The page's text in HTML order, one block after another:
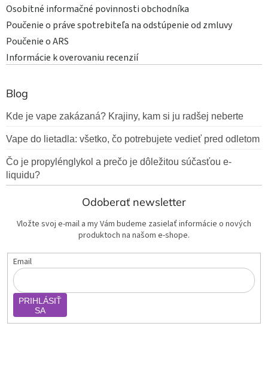
Osobitné informačné povinnosti obchodníka
Poučenie o práve spotrebiteľa na odstúpenie od zmluvy
Poučenie o ARS
Informácie k overovaniu recenzií
Blog
Kde je vape zakázaná? Krajiny, kam si ju radšej neberte
Vape do lietadla: všetko, čo potrebujete vedieť pred odletom
Čo je propylénglykol a prečo je dôležitou súčasťou e-
liquidu?
Odoberať newsletter
Vložte svoj e-mail a my Vám budeme zasielať informácie o nových
produktoch na našom e-shope.
Email
PRIHLÁSIŤ
SA